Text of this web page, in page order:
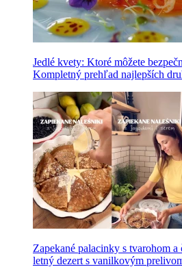
Jedlé kvety: Ktoré môžete
Kompletný prehľad najlepších
Zapekané palacinky s tvarohom
letný dezert s vanilkovým